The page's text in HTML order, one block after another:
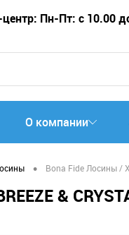
Пн-Пт: с 10.00
О компании
• Bona Fide Лосины /
&